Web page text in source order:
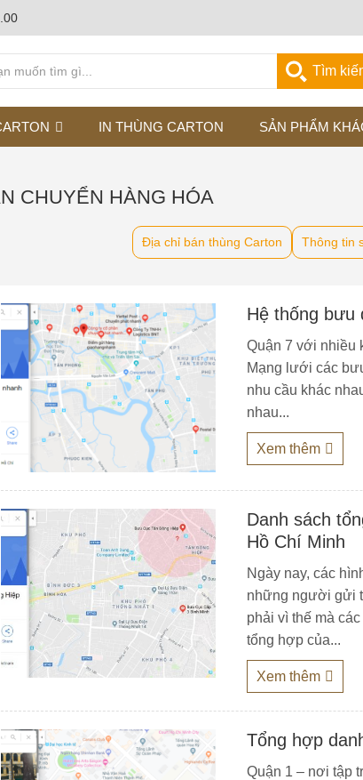
Tìm
IN THÙNG CARTON SẢN PHẨM
CHUYỂN HÀNG HÓA
Địa chỉ bán thùng Carton Thông tin
Hệ thống bưu
Quận 7 với nhiều
Mạng lưới các
nhu cầu khác
nhau...
Xem thêm
Danh sách
Hồ Chí Minh
Ngày nay, các
những người gửi
phải vì thế mà
tổng hợp của...
Xem thêm
Tổng hợp
Quận 1 – nơi tập